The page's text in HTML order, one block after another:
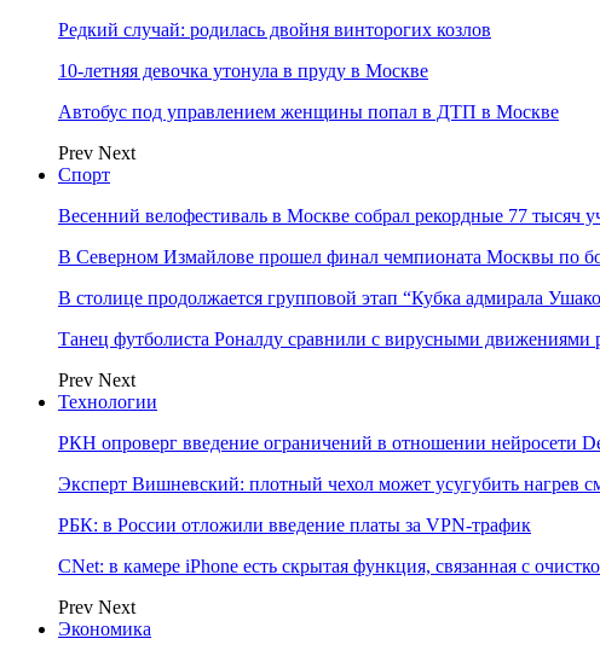
Редкий случай: родилась двойня винторогих козлов
10-летняя девочка утонула в пруду в Москве
Автобус под управлением женщины попал в ДТП в Москве
Prev Next
Спорт
Весенний велофестиваль в Москве собрал рекордные 77 тысяч
В Северном Измайлове прошел финал чемпионата Москвы по
В столице продолжается групповой этап “Кубка адмирала
Танец футболиста Роналду сравнили с вирусными движениями
Prev Next
Технологии
РКН опроверг введение ограничений в отношении нейросети
Эксперт Вишневский: плотный чехол может усугубить нагрев
РБК: в России отложили введение платы за VPN-трафик
CNet: в камере iPhone есть скрытая функция, связанная с
Prev Next
Экономика